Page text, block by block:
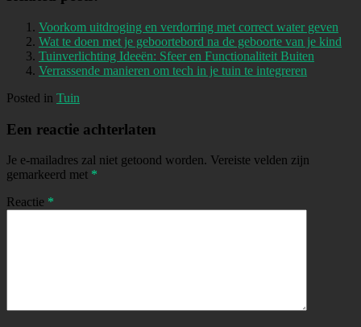
Voorkom uitdroging en verdorring met correct water geven
Wat te doen met je geboortebord na de geboorte van je kind
Tuinverlichting Ideeën: Sfeer en Functionaliteit Buiten
Verrassende manieren om tech in je tuin te integreren
Posted in Tuin
Een reactie achterlaten
Je e-mailadres zal niet getoond worden. Vereiste velden zijn
gemarkeerd met *
Reactie *